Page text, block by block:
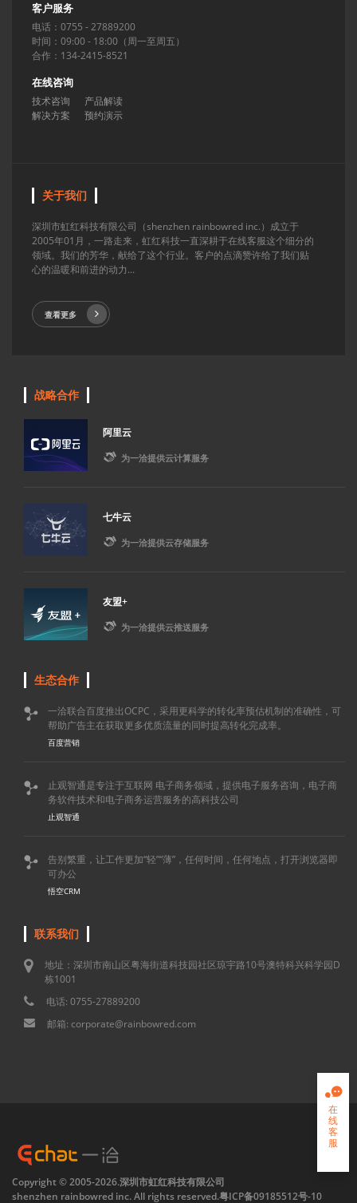
客户服务
电话：0755 - 27889200
时间：09:00 - 18:00（周一至周五）
合作：134-2415-8521
在线咨询
技术咨询
产品解读
解决方案
预约演示
关于我们
深圳市虹红科技有限公司（shenzhen rainbowred inc.）成立于
2005年01月，一路走来，虹红科技一直深耕于在线客服这个细分的
领域。我们的芳华，献给了这个行业。客户的点滴赞许给了我们贴
心的温暖和前进的动力...
查看更多
战略合作
阿里云
 为一洽提供云计算服务
七牛云
 为一洽提供云存储服务
友盟+
 为一洽提供云推送服务
生态合作

一洽联合百度推出OCPC，采用更科学的转化率预估机制的准确性，可
帮助广告主在获取更多优质流量的同时提高转化完成率。
百度营销

止观智通是专注于互联网 电子商务领域，提供电子服务咨询，电子商
务软件技术和电子商务运营服务的高科技公司
止观智通

告别繁重，让工作更加“轻”“薄”，任何时间，任何地点，打开浏览器即
可办公
悟空CRM
联系我们
地址：深圳市南山区粤海街道科技园社区琼宇路10号澳特科兴科学园D
栋1001
电话: 0755-27889200
邮箱: corporate@rainbowred.com

在
线
客
服
Copyright © 2005-2026.深圳市虹红科技有限公司
shenzhen rainbowred inc. All rights reserved.粤ICP备09185512号-10